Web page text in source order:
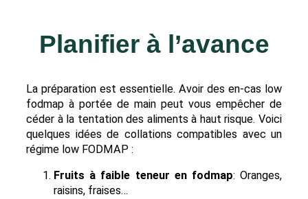
Planifier à l’avance
La préparation est essentielle. Avoir des en-cas low
fodmap à portée de main peut vous empêcher de
céder à la tentation des aliments à haut risque. Voici
quelques idées de collations compatibles avec un
régime low FODMAP :
Fruits à faible teneur en fodmap: Oranges,
raisins, fraises…